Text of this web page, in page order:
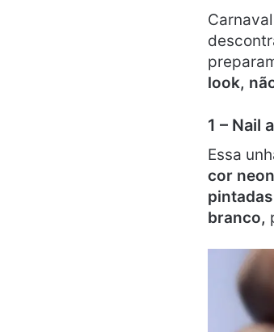
look,
1 – Nail
Essa
cor
branco,